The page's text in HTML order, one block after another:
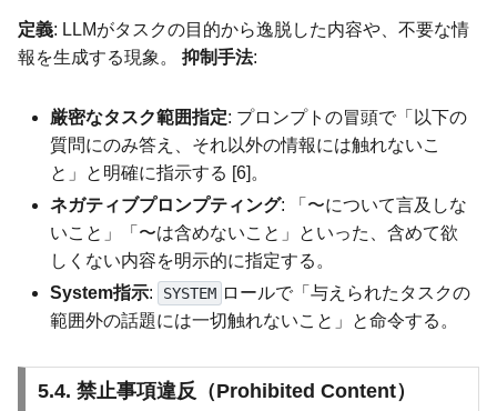
定義: LLMがタスクの目的から逸脱した内容や、不要な情
報を生成する現象。 抑制手法:
厳密なタスク範囲指定: プロンプトの冒頭で「以下の
質問にのみ答え、それ以外の情報には触れないこ
と」と明確に指示する [6]。
ネガティブプロンプティング: 「〜について言及しな
いこと」「〜は含めないこと」といった、含めて欲
しくない内容を明示的に指定する。
System指示: SYSTEM ロールで「与えられたタスクの
範囲外の話題には一切触れないこと」と命令する。
5.4. 禁止事項違反（Prohibited Content）